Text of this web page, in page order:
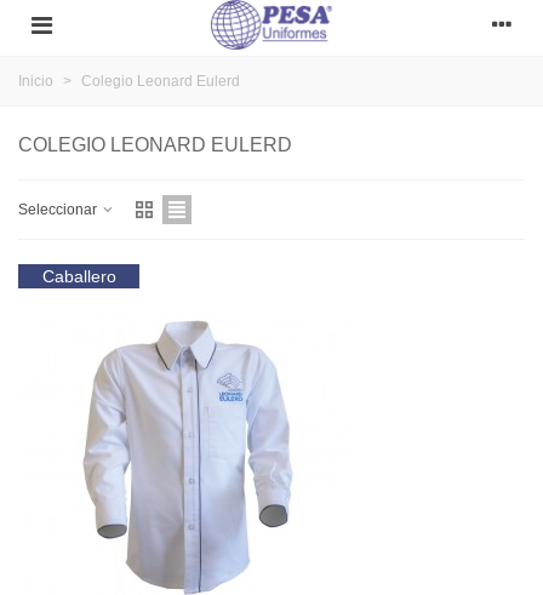
Inicio > Colegio Leonard Eulerd
COLEGIO LEONARD EULERD
Seleccionar
Caballero